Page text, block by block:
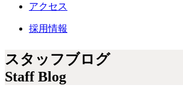
アクセス
採用情報
スタッフブログ
Staff Blog